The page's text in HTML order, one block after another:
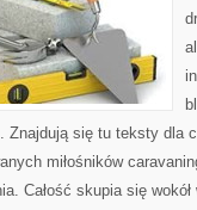
Znajdują się tu teksty dla
miłośników
Całość skupia się